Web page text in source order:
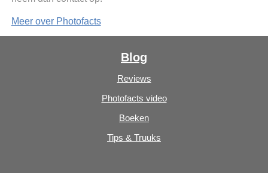
Meer over Photofacts
Blog
Reviews
Photofacts video
Boeken
Tips & Truuks